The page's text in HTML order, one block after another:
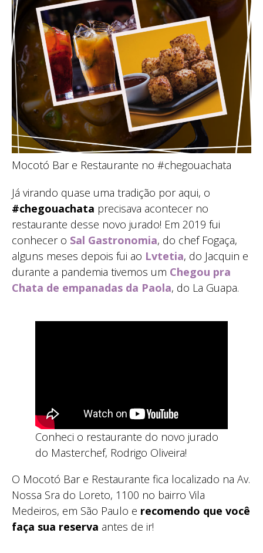
Mocotó Bar e Restaurante no #chegouachata
Já virando quase uma tradição por aqui, o
#chegouachata precisava acontecer no
restaurante desse novo jurado! Em 2019 fui
conhecer o Sal Gastronomia, do chef Fogaça,
alguns meses depois fui ao Lvtetia, do Jacquin e
durante a pandemia tivemos um Chegou pra
Chata de empanadas da Paola, do La Guapa.
Conheci o restaurante do novo jurado
do Masterchef, Rodrigo Oliveira!
O Mocotó Bar e Restaurante fica localizado na Av.
Nossa Sra do Loreto, 1100 no bairro Vila
Medeiros, em São Paulo e recomendo que você
faça sua reserva antes de ir!